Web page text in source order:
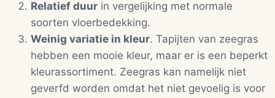
Relatief duur in vergelijking met normale
soorten vloerbedekking.
Weinig variatie in kleur. Tapijten van zeegras
hebben een mooie kleur, maar er is een beperkt
kleurassortiment. Zeegras kan namelijk niet
geverfd worden omdat het niet gevoelig is voor